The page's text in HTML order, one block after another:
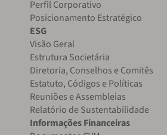
Perfil Corporativo
Posicionamento Estratégico
ESG
Visão Geral
Estrutura Societária
Diretoria, Conselhos e Comitês
Estatuto, Códigos e Políticas
Reuniões e Assembleias
Relatório de Sustentabilidade
Informações Financeiras